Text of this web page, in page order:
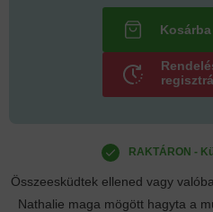
Összeesküdtek ellened vagy
Nathalie maga mögött hagyta a
RAKTÁRON -